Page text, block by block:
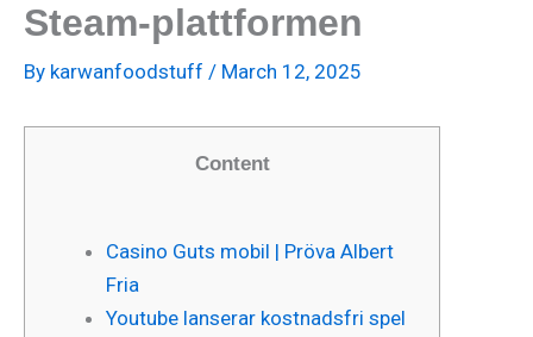
Steam-plattformen
By karwanfoodstuff / March 12, 2025
Content
Casino Guts mobil | Pröva Albert
Fria
Youtube lanserar kostnadsfri spel